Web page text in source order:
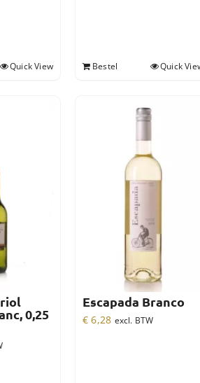
Quick View Bestel Quick
0,25
Escapada Branco
€ 6,28 excl. BTW